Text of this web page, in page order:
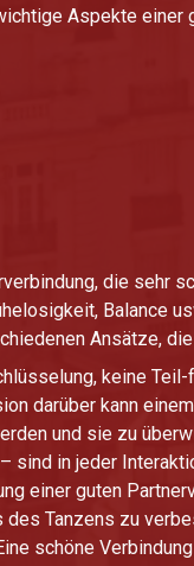
Aspekte einer
die sehr
Balance
Ansätze,
keine
darüber kann
und sie zu
sind in jeder
einer guten
Tanzens zu
schöne